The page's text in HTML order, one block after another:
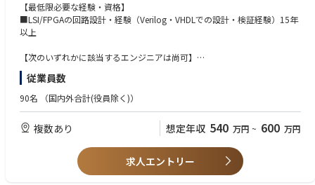
ービスを提供しています。
従来のＬＳＩデザインハウスという業態から「ＬＳＩの安全・安心を担保
する会社」へ業態を変え、より高度な技術を追求することで今後も様々な
■車載や産業用機器に内蔵される先端のデジタルLSIの回路設計/稼働検証
(＊主に2～5名のユニットでプロジェクトを遂行）
・単なるRTL設計や検証だけでなく、フォーマル検証やSystem Verilogを
用いた検証環境の自動化など、高度な検証技術を付加価値として開発を行
います。
いるため開発段階からどのように性能を高めるかを提案できることが今後
重要になると考え、フォーマル検証や高位設計の研究も行っています。
【最低限必要な経験・資格】
■LSI/FPGAの回路設計・経験（Verilog・VHDLでの設計・検証経験）15年
以上
【次のいずれかに該当するエンジニアは尚可】
●画像処理回路の設計経験
●車載向けLSIの設計経験
●高速IFを搭載したLSIやFPGAの設計経験
●プロジェクトマネージメント経験
従業員数
90名 （国内外合計(役員除く)）
複数あり 想定年収 540 万円 ~ 600 万円
求人エントリー